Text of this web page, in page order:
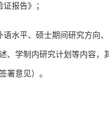
报告》；
水平、硕士期间研究方向
、学制内研究计划等内容
署意见）。